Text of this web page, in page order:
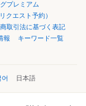
プレミアム
クエスト予約）
取引法に基づく表記
報
キーワード一覧
어 日本語